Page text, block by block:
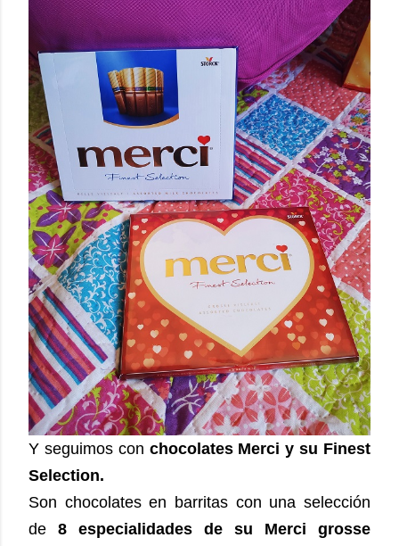
Y seguimos con chocolates Merci y su Finest
Selection.
Son chocolates en barritas con una selección
de 8 especialidades de su Merci grosse